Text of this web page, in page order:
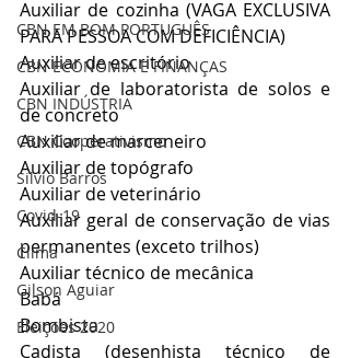
CBN EM BOM PORTUGUÊS
CBN ECONOMIA E FINANÇAS
CBN INDÚSTRIA
CBN Cooperativismo
Silvio Barros
Covid-19
Clima
Gilson Aguiar
Eleições 2020
Auxiliar de cozinha (VAGA EXCLUSIVA
PARA PESSOA COM DEFICIÊNCIA)
Auxiliar de escritório
Auxiliar de laboratorista de solos e
de concreto
Auxiliar de marceneiro
Auxiliar de topógrafo
Auxiliar de veterinário
Auxiliar geral de conservação de vias
permanentes (exceto trilhos)
Auxiliar técnico de mecânica
Babá
Bombista
Cadista (desenhista técnico de